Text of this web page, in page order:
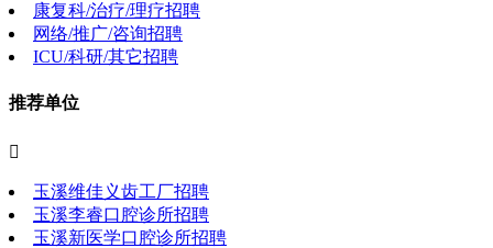
康复科/治疗/理疗招聘
网络/推广/咨询招聘
ICU/科研/其它招聘
推荐单位

玉溪维佳义齿工厂招聘
玉溪李睿口腔诊所招聘
玉溪新医学口腔诊所招聘